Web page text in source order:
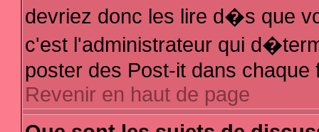
devriez donc les lire d�s que
c'est l'administrateur qui
poster des Post-it dans chaque
Revenir en haut de page